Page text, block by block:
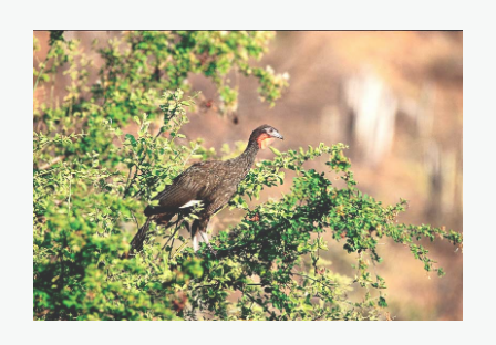
PAVA-ALIBLANCA—
PROMPERU—Heinz-
Plenge